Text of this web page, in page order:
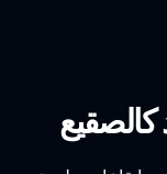
كالصقيع